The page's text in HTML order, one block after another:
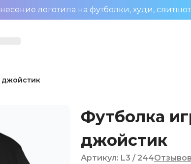
логотипа на футболки, худи,
джойстик
Футболка
джойстик
Артикул: L3 / 244Отзывов